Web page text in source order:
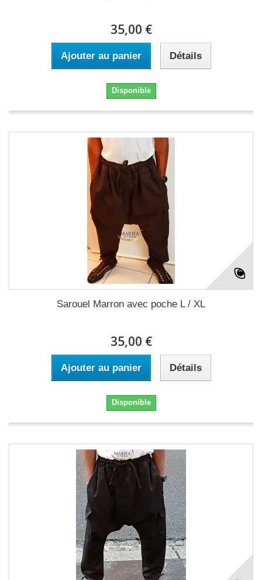
35,00 €
Ajouter au panier Détails
Disponible
Sarouel Marron avec poche L / XL
35,00 €
Ajouter au panier Détails
Disponible